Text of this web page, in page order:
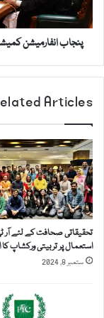
ا
ر
ک
س
ت
ع
ف
ی
م
ن
ظ
ف
م
ی
ک
م
ی
ش
ن
ک
ا
پ
ن
ج
پنجاب انفارمیشن
Articles
تحقیقاتی صحافت کے لئے آر
استعمال پر تربیتی ورکشاپ کا
ستمبر 8, 2024